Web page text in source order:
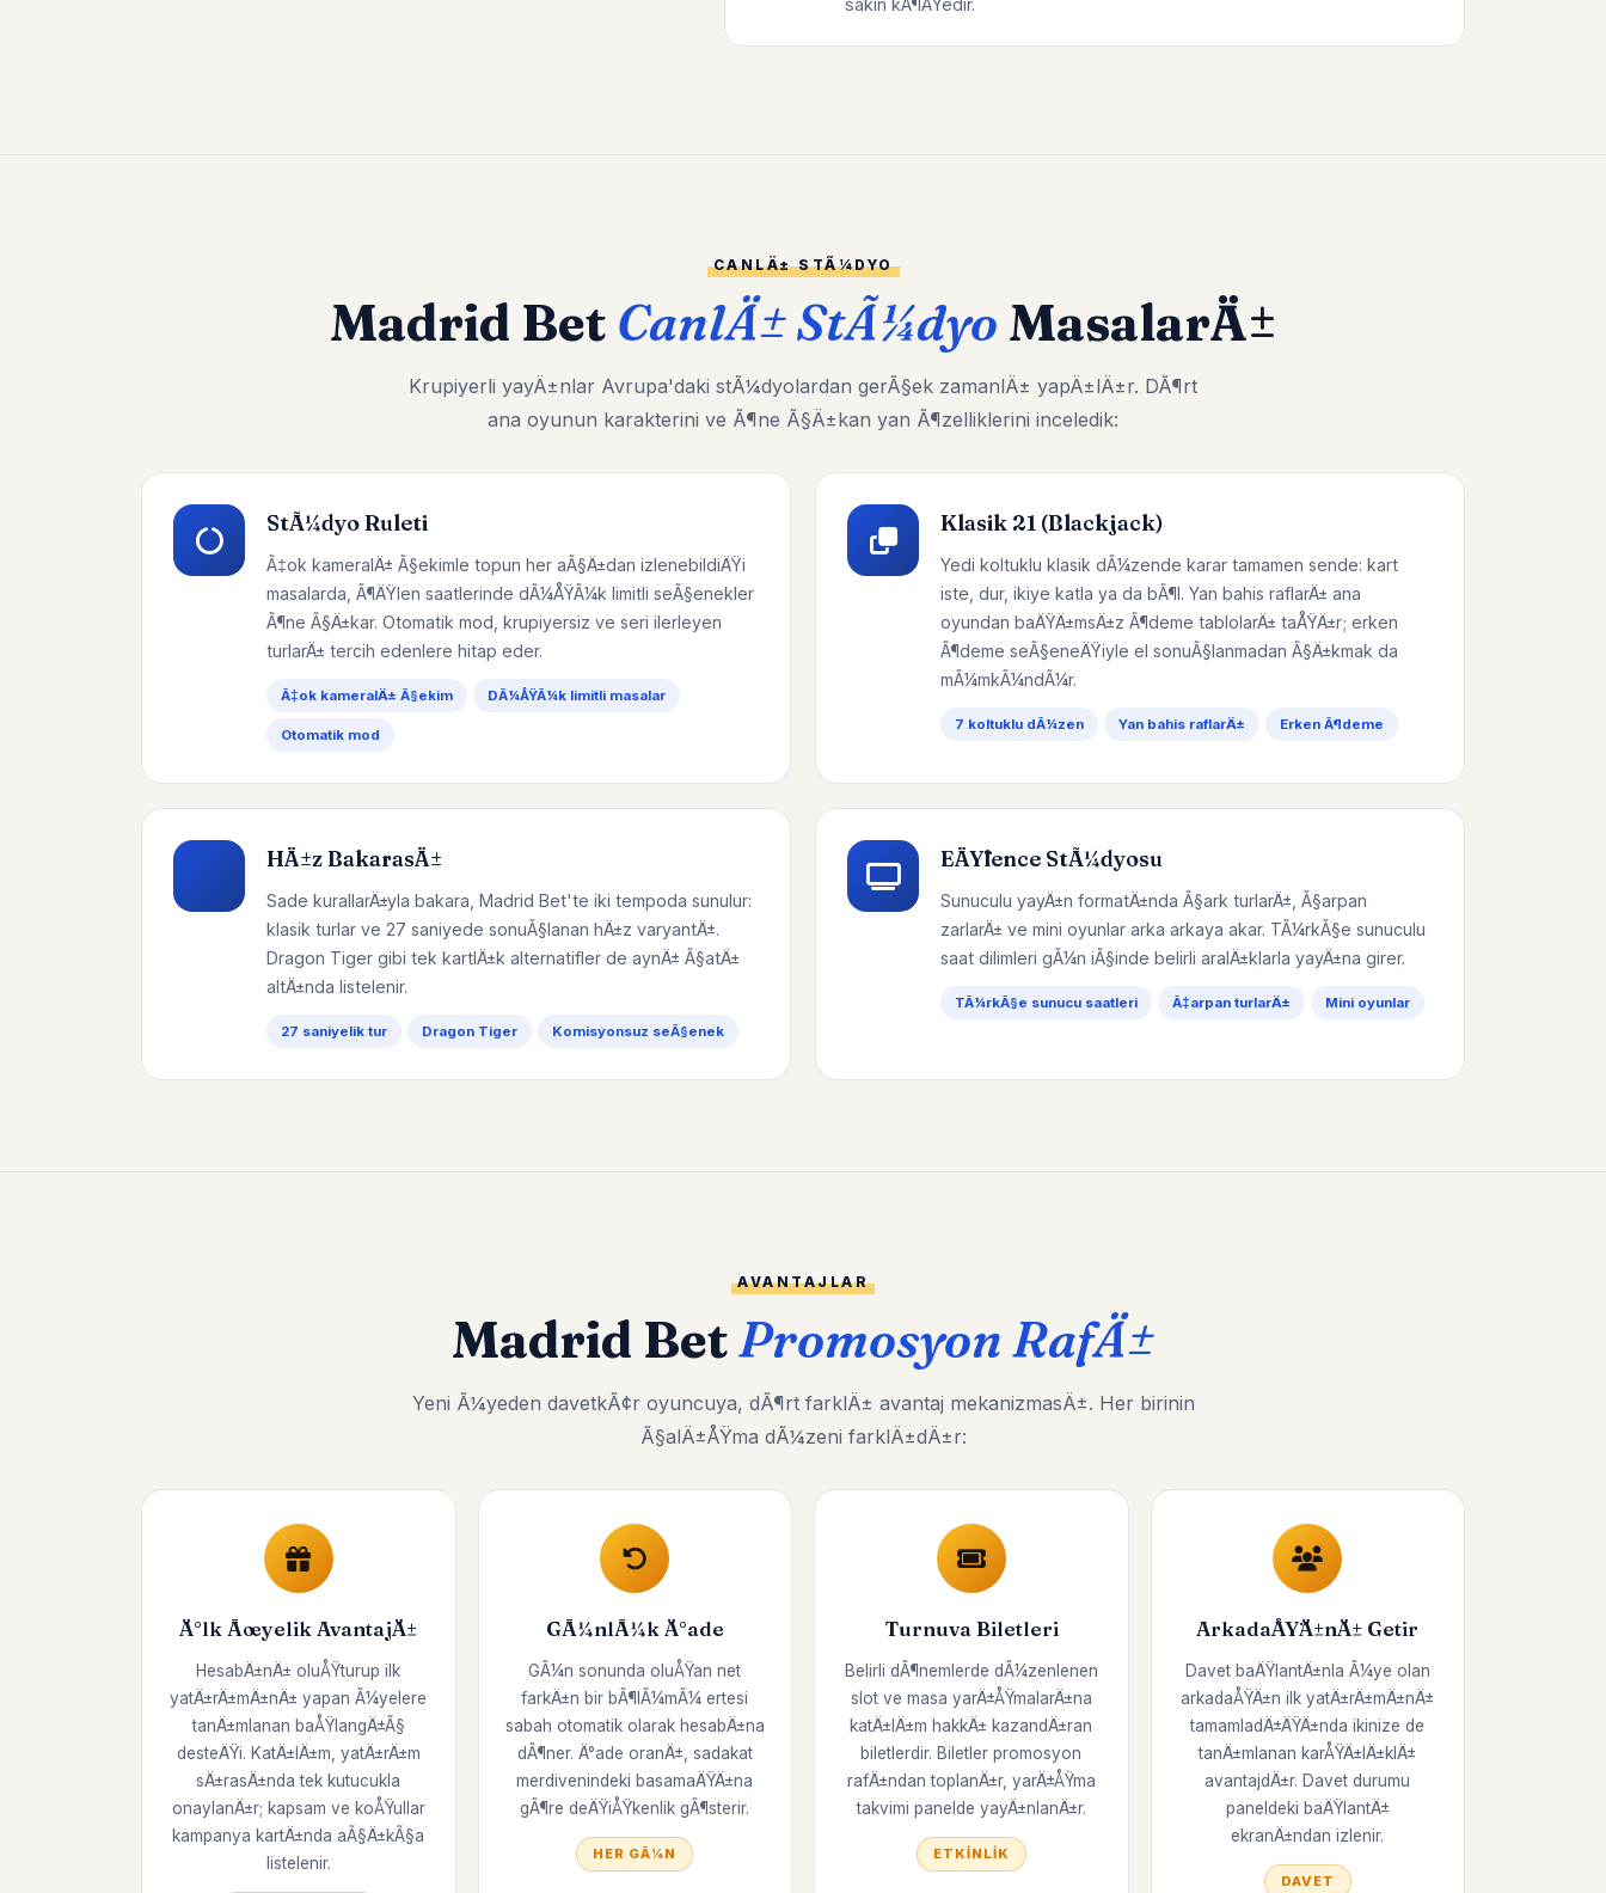
sakin kÃ¶ÅŸedir.
CANLÄ± STÃ¼DYO
Madrid Bet CanlÄ± StÃ¼dyo MasalarÄ±
Krupiyerli yayÄ±nlar Avrupa'daki stÃ¼dyolardan gerÃ§ek zamanlÄ± yapÄ±lÄ±r. DÃ¶rt
ana oyunun karakterini ve Ã¶ne Ã§Ä±kan yan Ã¶zelliklerini inceledik:
StÃ¼dyo Ruleti
Ã‡ok kameralÄ± Ã§ekimle topun her aÃ§Ä±dan izlenebildiÄŸi
masalarda, Ã¶ÄŸlen saatlerinde dÃ¼ÅŸÃ¼k limitli seÃ§enekler
Ã¶ne Ã§Ä±kar. Otomatik mod, krupiyersiz ve seri ilerleyen
turlarÄ± tercih edenlere hitap eder.
Ã‡ok kameralÄ± Ã§ekim DÃ¼ÅŸÃ¼k limitli masalar
Otomatik mod
Klasik 21 (Blackjack)
Yedi koltuklu klasik dÃ¼zende karar tamamen sende: kart
iste, dur, ikiye katla ya da bÃ¶l. Yan bahis raflarÄ± ana
oyundan baÄŸÄ±msÄ±z Ã¶deme tablolarÄ± taÅŸÄ±r; erken
Ã¶deme seÃ§eneÄŸiyle el sonuÃ§lanmadan Ã§Ä±kmak da
mÃ¼mkÃ¼ndÃ¼r.
7 koltuklu dÃ¼zen Yan bahis raflarÄ± Erken Ã¶deme
HÄ±z BakarasÄ±
Sade kurallarÄ±yla bakara, Madrid Bet'te iki tempoda sunulur:
klasik turlar ve 27 saniyede sonuÃ§lanan hÄ±z varyantÄ±.
Dragon Tiger gibi tek kartlÄ±k alternatifler de aynÄ± Ã§atÄ±
altÄ±nda listelenir.
27 saniyelik tur Dragon Tiger Komisyonsuz seÃ§enek
EÄŸlence StÃ¼dyosu
Sunuculu yayÄ±n formatÄ±nda Ã§ark turlarÄ±, Ã§arpan
zarlarÄ± ve mini oyunlar arka arkaya akar. TÃ¼rkÃ§e sunuculu
saat dilimleri gÃ¼n iÃ§inde belirli aralÄ±klarla yayÄ±na girer.
TÃ¼rkÃ§e sunucu saatleri Ã‡arpan turlarÄ± Mini oyunlar
AVANTAJLAR
Madrid BetPromosyon RafÄ±
Yeni Ã¼yeden davetkÃ¢r oyuncuya, dÃ¶rt farklÄ± avantaj mekanizmasÄ±. Her birinin
Ã§alÄ±ÅŸma dÃ¼zeni farklÄ±dÄ±r:
Ä°lk Ãœyelik AvantajÄ±
HesabÄ±nÄ± oluÅŸturup ilk
yatÄ±rÄ±mÄ±nÄ± yapan Ã¼yelere
tanÄ±mlanan baÅŸlangÄ±Ã§
desteÄŸi. KatÄ±lÄ±m, yatÄ±rÄ±m
sÄ±rasÄ±nda tek kutucukla
onaylanÄ±r; kapsam ve koÅŸullar
kampanya kartÄ±nda aÃ§Ä±kÃ§a
listelenir.
GÃ¼nlÃ¼k Ä°ade
GÃ¼n sonunda oluÅŸan net
farkÄ±n bir bÃ¶lÃ¼mÃ¼ ertesi
sabah otomatik olarak hesabÄ±na
dÃ¶ner. Ä°ade oranÄ±, sadakat
merdivenindeki basamaÄŸÄ±na
gÃ¶re deÄŸiÅŸkenlik gÃ¶sterir.
HER GÃ¼N
Turnuva Biletleri
Belirli dÃ¶nemlerde dÃ¼zenlenen
slot ve masa yarÄ±ÅŸmalarÄ±na
katÄ±lÄ±m hakkÄ± kazandÄ±ran
biletlerdir. Biletler promosyon
rafÄ±ndan toplanÄ±r, yarÄ±ÅŸma
takvimi panelde yayÄ±nlanÄ±r.
ETKINLIK
ArkadaÅŸÄ±nÄ± Getir
Davet baÄŸlantÄ±nla Ã¼ye olan
arkadaÅŸÄ±n ilk yatÄ±rÄ±mÄ±nÄ±
tamamladÄ±ÄŸÄ±nda ikinize de
tanÄ±mlanan karÅŸÄ±lÄ±klÄ±
avantajdÄ±r. Davet durumu
paneldeki baÄŸlantÄ±
ekranÄ±ndan izlenir.
DAVET